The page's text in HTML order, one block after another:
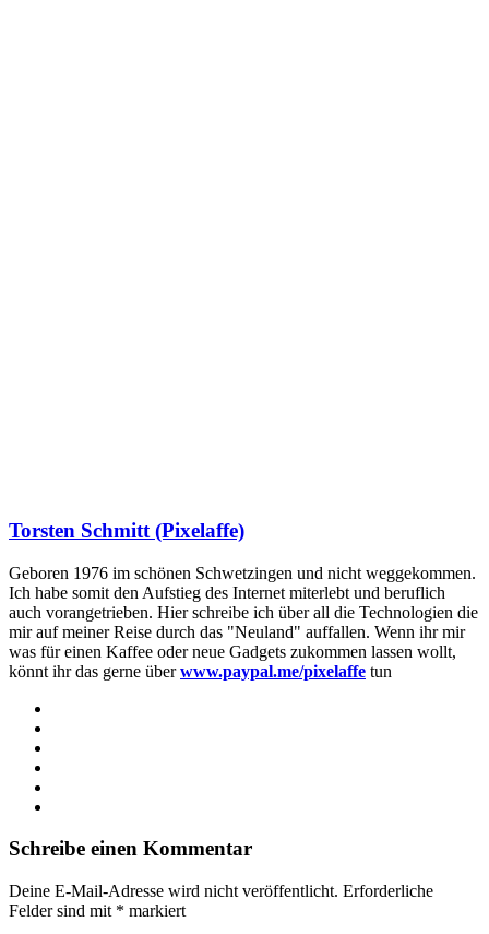
Torsten Schmitt (Pixelaffe)
Geboren 1976 im schönen Schwetzingen und nicht weggekommen.
Ich habe somit den Aufstieg des Internet miterlebt und beruflich
auch vorangetrieben. Hier schreibe ich über all die Technologien die
mir auf meiner Reise durch das "Neuland" auffallen. Wenn ihr mir
was für einen Kaffee oder neue Gadgets zukommen lassen wollt,
könnt ihr das gerne überwww.paypal.me/pixelaffe tun
Schreibe einen Kommentar
Deine E-Mail-Adresse wird nicht veröffentlicht. Erforderliche
Felder sind mit * markiert